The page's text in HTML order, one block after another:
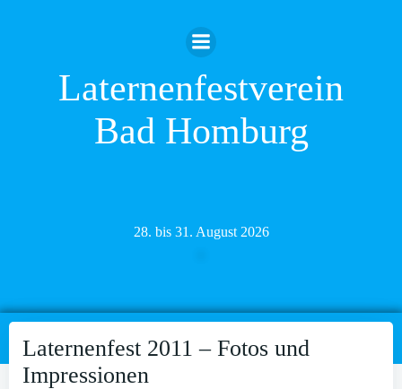
Inhalt
springen
Laternenfestverein
Bad Homburg
28. bis 31. August 2026
Laternenfest 2011 – Fotos und
Impressionen